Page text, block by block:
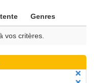
Genres
vos critères.